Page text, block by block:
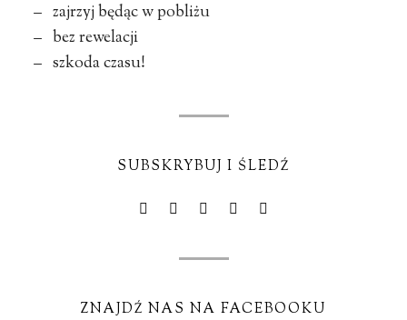
– zajrzyj będąc w pobliżu
– bez rewelacji
– szkoda czasu!
SUBSKRYBUJ I ŚLEDŹ
ZNAJDŹ NAS NA FACEBOOKU